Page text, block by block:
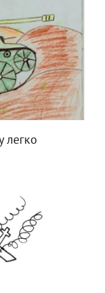
легко